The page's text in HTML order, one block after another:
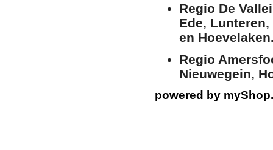
Regio De
Ede,
en
Regio
Nieuwegein,
powered by